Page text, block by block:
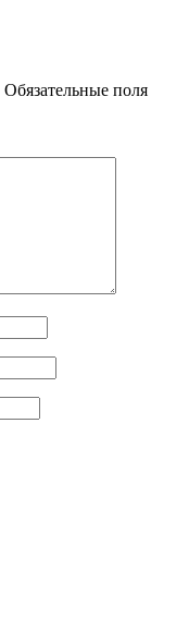
Обязательные поля